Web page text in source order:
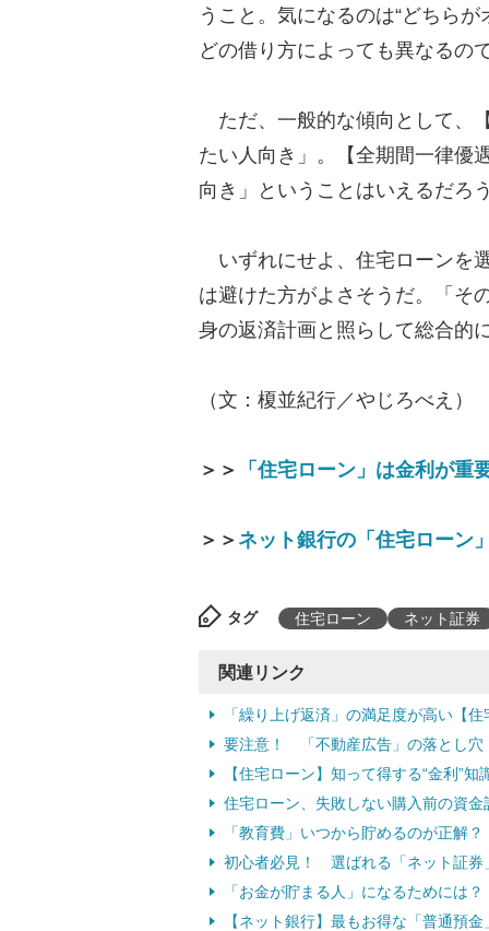
うこと。気になるのは“どちら
どの借り方によっても異なるの
ただ、一般的な傾向として、
たい人向き」。【全期間一律優
向き」ということはいえるだろ
いずれにせよ、住宅ローンを
は避けた方がよさそうだ。「そ
身の返済計画と照らして総合的
（文：榎並紀行／やじろべえ）
＞＞ 「住宅ローン」は金利が
＞＞ネット銀行の「住宅ローン
タグ 住宅ローン ネット証券
関連リンク
「繰り上げ返済」の満足度が高い【
要注意！ 「不動産広告」の落とし
【住宅ローン】知って得する“金利”
住宅ローン、失敗しない購入前の資金
「教育費」いつから貯めるのが正解
初心者必見！ 選ばれる「ネット証券
「お金が貯まる人」になるためには
【ネット銀行】最もお得な「普通預